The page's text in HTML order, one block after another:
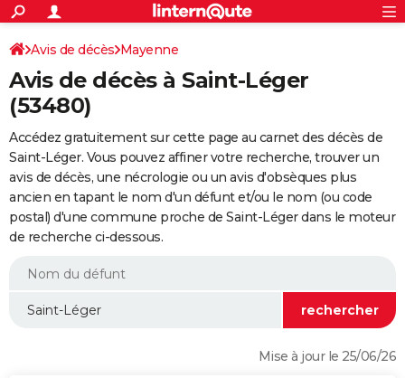
ACTUALITÉS
Politique
Société
Faits Divers
Education
Monde
Villes
+
SPORT
Coupe du monde 2026
Football
Tennis
Cyclisme
Rugby
Forum
FINANCE
Retraite
Impôts
Epargne
Immobilier
Risques naturels par ville
Banque
Assurance
Crédit
Essais
Réserver un essai
Citadines
Berlines
SUV
Forum auto
+
HIGH-TECH
Mobiles
Meilleur smartphone
Internet
Ordinateurs
Jeux vidéo
Guide high-tech
+
BRICOLAGE
Forum
Aménagement intérieur
Extérieur
Cuisine
Salle de bains
Jardinage
Rangement
WEEK-END
Guides de France
Escapades
Patrimoine
Expositions
Musées
Week-end nature
LIFESTYLE
Avis de décès Mayenne
Avis de décès à Saint-Léger
(53480)
Accédez gratuitement sur cette page au carnet des décès de
Saint-Léger. Vous pouvez affiner votre recherche, trouver un
avis de décès, une nécrologie ou un avis d'obsèques plus
ancien en tapant le nom d'un défunt et/ou le nom (ou code
postal) d'une commune proche de Saint-Léger dans le moteur
de recherche ci-dessous.
Mise à jour le 25/06/26